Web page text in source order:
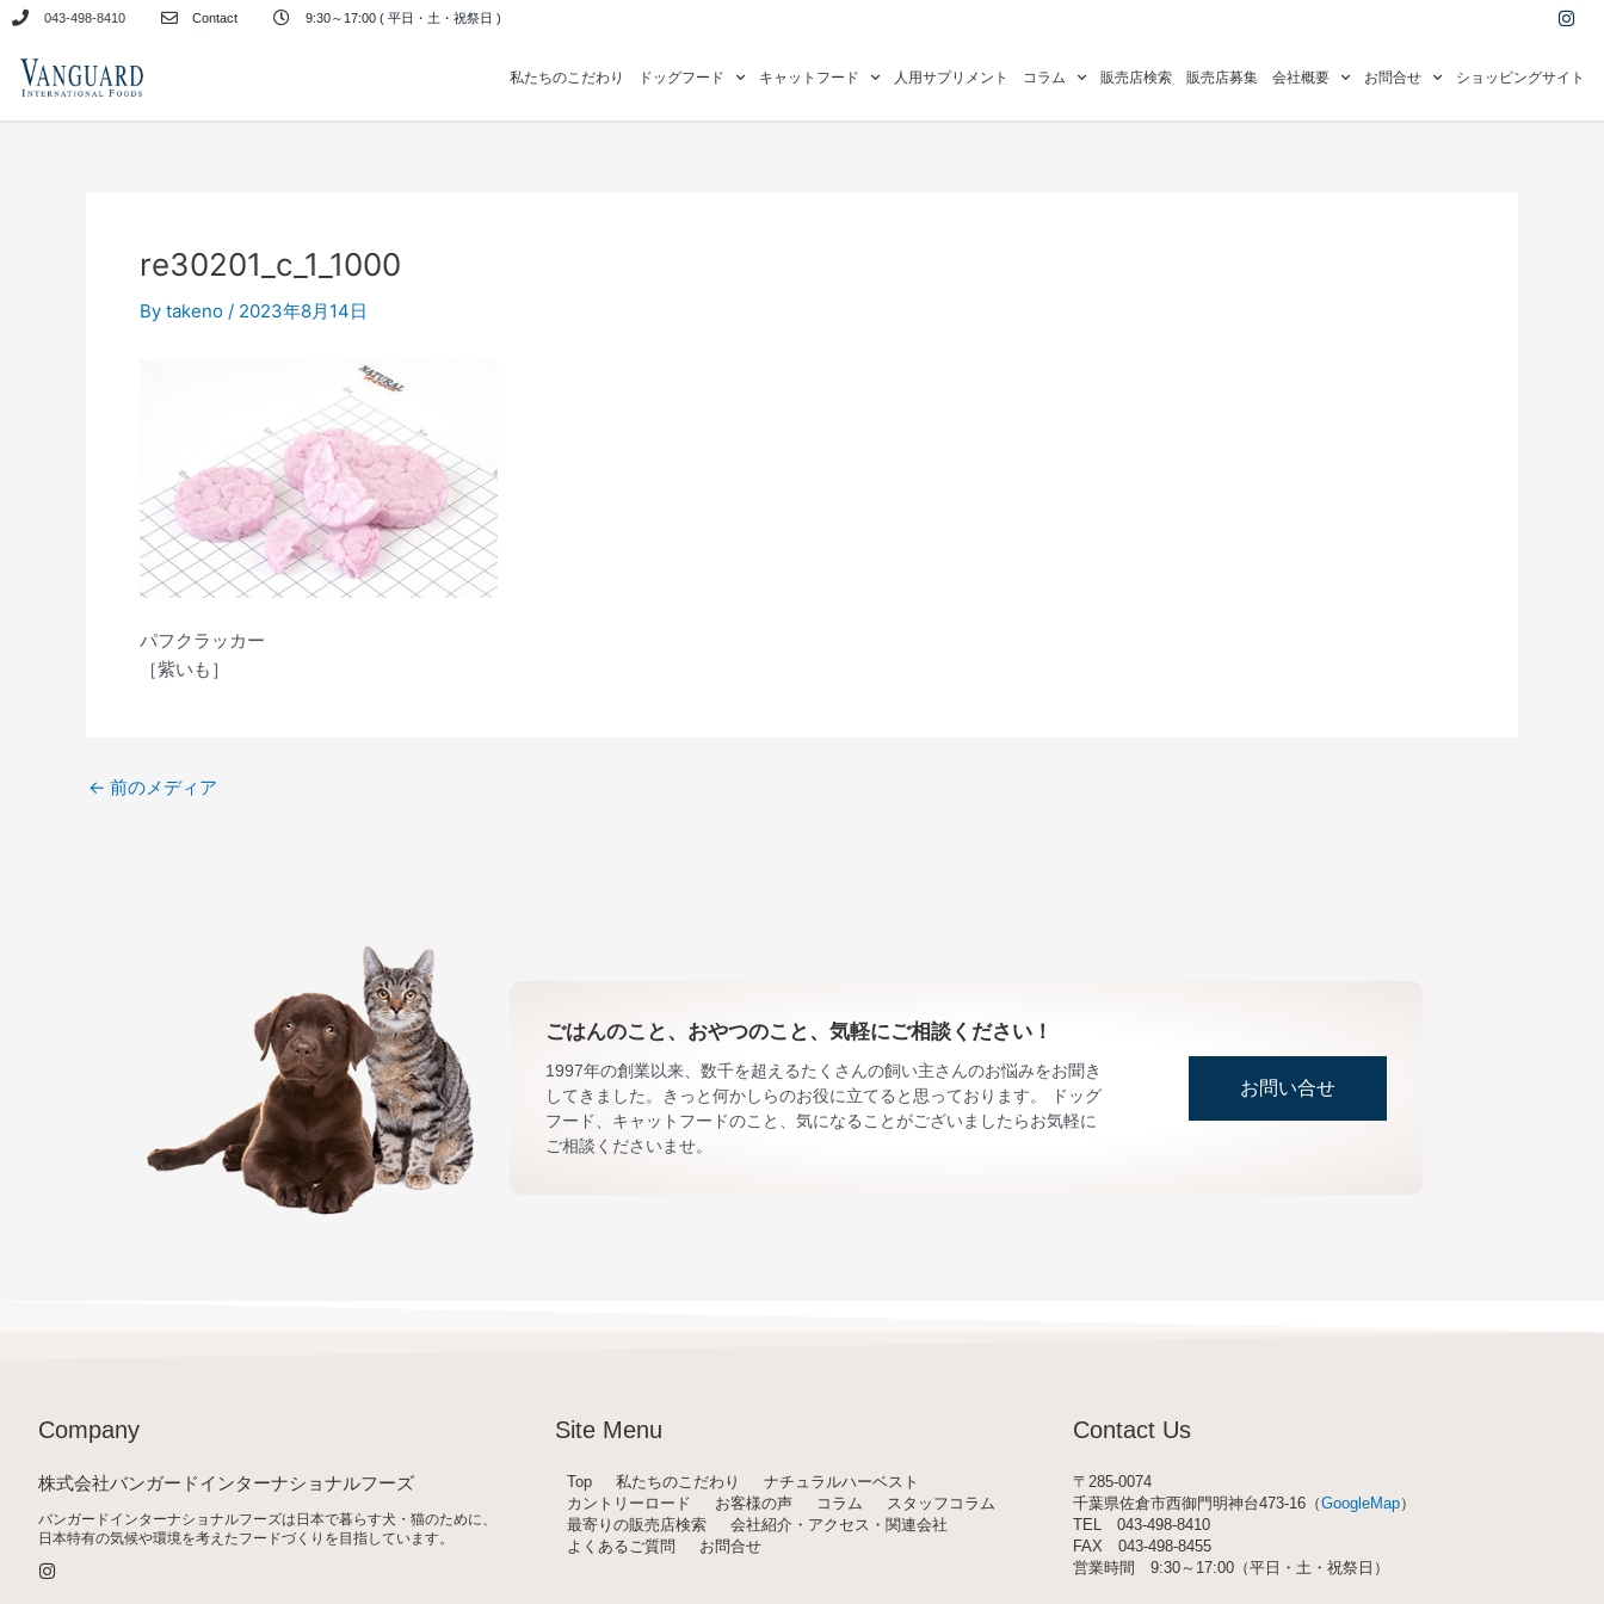
キ
043-498-8410 Contact 9:30～17:00 ( 平日・土・祝祭日 ) I
n
a
r
私たちのこだわり ドッグフード キャットフード 人用サプリメント コラム 販売店検索 販売店募集 会社概要 お問合せ ショッピングサイト
re30201_c_1_1000
By takeno / 2023年8月14日
パフクラッカー
［紫いも］
← 前のメディア
ごはんのこと、おやつのこと、気軽にご相談ください！
1997年の創業以来、数千を超えるたくさんの飼い主さんのお悩みをお聞き
してきました。きっと何かしらのお役に立てると思っております。 ドッグ
フード、キャットフードのこと、気になることがございましたらお気軽に
ご相談くださいませ。
お問い合せ
Company
株式会社バンガードインターナショナルフーズ
バンガードインターナショナルフーズは日本で暮らす犬・猫のために、
日本特有の気候や環境を考えたフードづくりを目指しています。
n
Site Menu
Top 私たちのこだわり
ナチュラルハーベスト
カントリーロード
お客様の声 コラム
スタッフコラム
最寄りの販売店検索
会社紹介・アクセス・関連会社
よくあるご質問
お問合せ
Contact Us
〒285-0074
千葉県佐倉市西御門明神台473-16（GoogleMap）
TEL 043-498-8410
FAX 043-498-8455
営業時間 9:30～17:00（平日・土・祝祭日）